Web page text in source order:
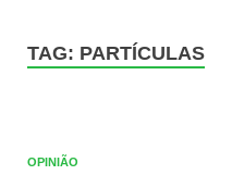
TAG: PARTÍCULAS
OPINIÃO